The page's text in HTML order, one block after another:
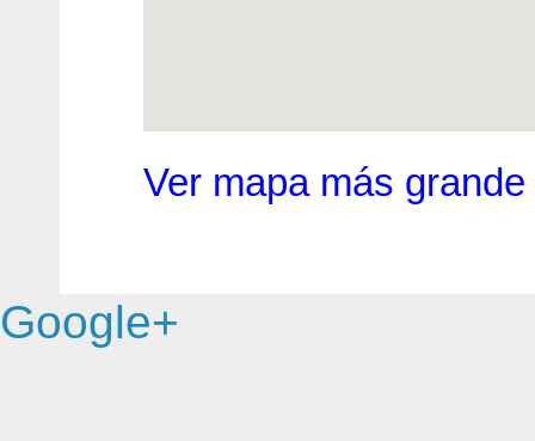
Ver mapa más grande
Google+